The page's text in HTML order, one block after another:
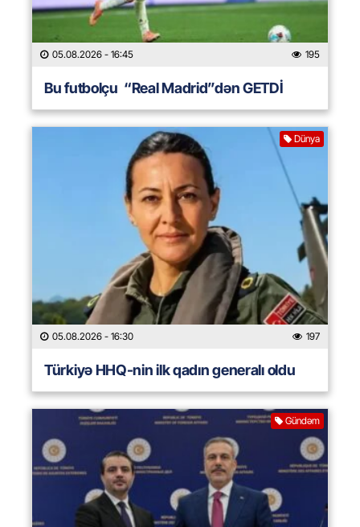
05.08.2026 - 16:45 195
Bu futbolçu “Real Madrid”dən GETDİ
Dünya
05.08.2026 - 16:30 197
Türkiyə HHQ-nin ilk qadın generalı oldu
Gündəm